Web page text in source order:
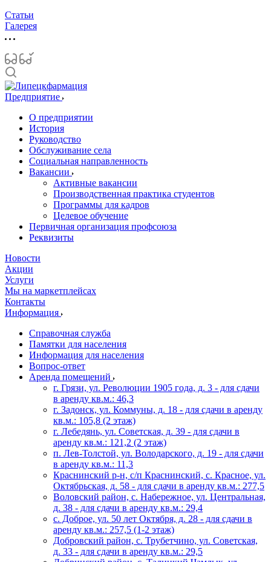
Статьи
Галерея
Предприятие
О предприятии
История
Руководство
Обслуживание села
Социальная направленность
Вакансии
Активные вакансии
Производственная практика студентов
Программы для кадров
Целевое обучение
Первичная организация профсоюза
Реквизиты
Новости
Акции
Услуги
Мы на маркетплейсах
Контакты
Информация
Справочная служба
Памятки для населения
Информация для населения
Вопрос-ответ
Аренда помещений
г. Грязи, ул. Революции 1905 года, д. 3 - для сдачи
в аренду кв.м.: 46,3
г. Задонск, ул. Коммуны, д. 18 - для сдачи в аренду
кв.м.: 105,8 (2 этаж)
г. Лебедянь, ул. Советская, д. 39 - для сдачи в
аренду кв.м.: 121,2 (2 этаж)
п. Лев-Толстой, ул. Володарского, д. 19 - для сдачи
в аренду кв.м.: 11,3
Краснинский р-н, с/п Краснинский, с. Красное, ул.
Октябрьская, д. 58 - для сдачи в аренду кв.м.: 277,5
Воловский район, с. Набережное, ул. Центральная,
д. 38 - для сдачи в аренду кв.м.: 29,4
с. Доброе, ул. 50 лет Октября, д. 28 - для сдачи в
аренду кв.м.: 257,5 (1-2 этаж)
Добровский район, с. Трубетчино, ул. Советская,
д. 33 - для сдачи в аренду кв.м.: 29,5